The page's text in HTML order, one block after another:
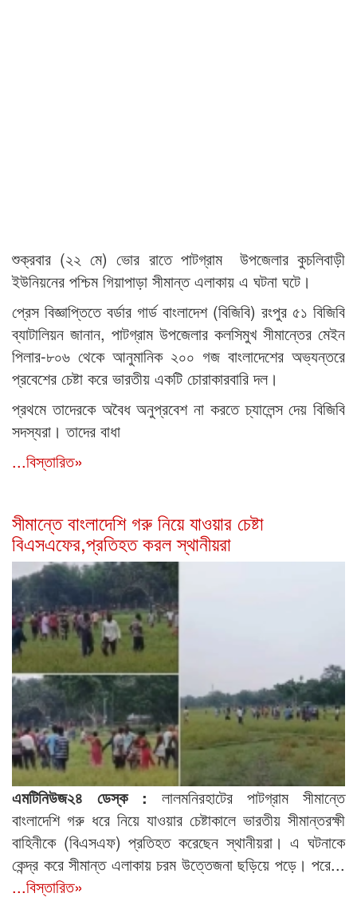
শুক্রবার (২২ মে) ভোর রাতে পাটগ্রাম উপজেলার কুচলিবাড়ী
ইউনিয়নের পশ্চিম গিয়াপাড়া সীমান্ত এলাকায় এ ঘটনা ঘটে।
প্রেস বিজ্ঞাপ্তিতে বর্ডার গার্ড বাংলাদেশ (বিজিবি) রংপুর ৫১ বিজিবি
ব্যাটালিয়ন জানান, পাটগ্রাম উপজেলার কলসিমুখ সীমান্তের মেইন
পিলার-৮০৬ থেকে আনুমানিক ২০০ গজ বাংলাদেশের অভ্যন্তরে
প্রবেশের চেষ্টা করে ভারতীয় একটি চোরাকারবারি দল।
প্রথমে তাদেরকে অবৈধ অনুপ্রবেশ না করতে চ্যালেন্স দেয় বিজিবি
সদস্যরা। তাদের বাধা
...বিস্তারিত»
সীমান্তে বাংলাদেশি গরু নিয়ে যাওয়ার চেষ্টা
বিএসএফের,প্রতিহত করল স্থানীয়রা
এমটিনিউজ২৪ ডেস্ক : লালমনিরহাটের পাটগ্রাম সীমান্তে
বাংলাদেশি গরু ধরে নিয়ে যাওয়ার চেষ্টাকালে ভারতীয় সীমান্তরক্ষী
বাহিনীকে (বিএসএফ) প্রতিহত করেছেন স্থানীয়রা। এ ঘটনাকে
কেন্দ্র করে সীমান্ত এলাকায় চরম উত্তেজনা ছড়িয়ে পড়ে। পরে...
...বিস্তারিত»